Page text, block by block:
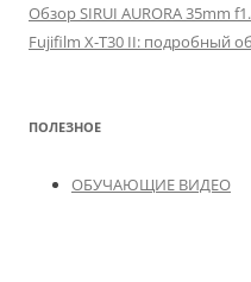
Обзор SIRUI AURORA
Fujifilm X-T30 II: подробный
ПОЛЕЗНОЕ
ОБУЧАЮЩИЕ ВИДЕО